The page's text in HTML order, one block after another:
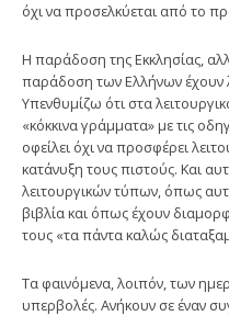
όχι να προσελκύεται από το
Η παράδοση της Εκκλησίας,
παράδοση των Ελλήνων έχουν
Υπενθυμίζω ότι στα
«κόκκινα γράμματα» με τις
οφείλει όχι να προσφέρει
κατάνυξη τους πιστούς. Και
λειτουργικών τύπων, όπως
βιβλία και όπως έχουν
τους «τα πάντα καλώς
Τα φαινόμενα, λοιπόν, των
υπερβολές. Ανήκουν σε έναν